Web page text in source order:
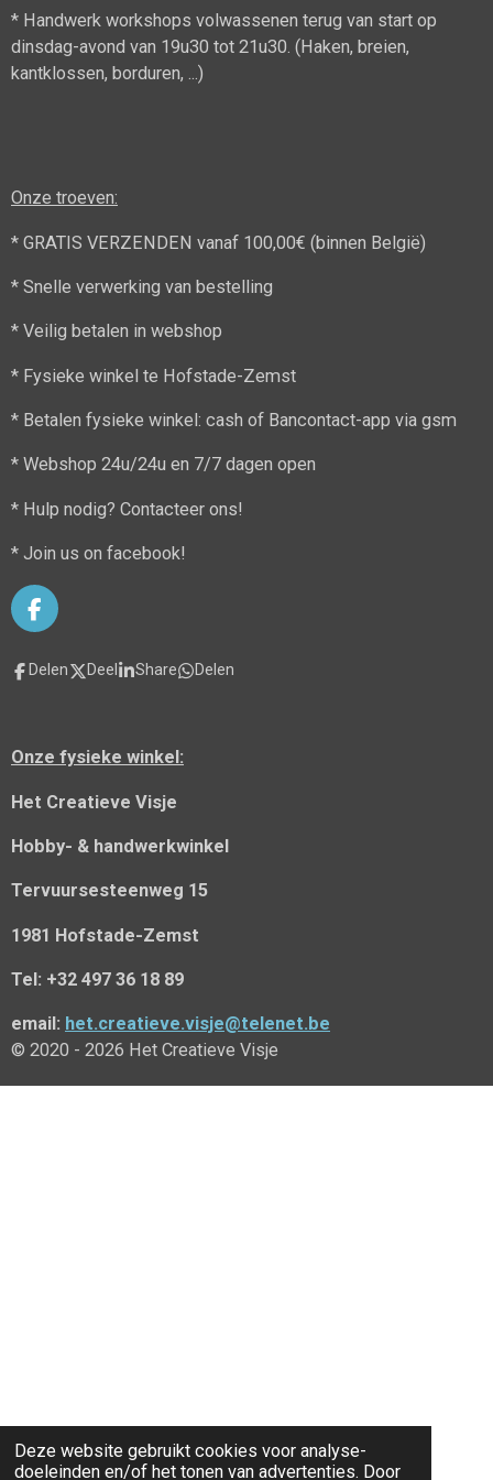
Deze website gebruikt cookies voor analyse-
doeleinden en/of het tonen van advertenties. Door
* Handwerk workshops volwassenen terug van start op
dinsdag-avond van 19u30 tot 21u30. (Haken, breien,
kantklossen, borduren, ...)
Onze troeven:
* GRATIS VERZENDEN vanaf 100,00€ (binnen België)
* Snelle verwerking van bestelling
* Veilig betalen in webshop
* Fysieke winkel te Hofstade-Zemst
* Betalen fysieke winkel: cash of Bancontact-app via gsm
* Webshop 24u/24u en 7/7 dagen open
* Hulp nodig? Contacteer ons!
* Join us on facebook!
F
a
c
e
k
Delen Deel Share Delen
Onze fysieke winkel:
Het Creatieve Visje
Hobby- & handwerkwinkel
Tervuursesteenweg 15
1981 Hofstade-Zemst
Tel: +32 497 36 18 89
email: het.creatieve.visje@telenet.be
© 2020 - 2026 Het Creatieve Visje